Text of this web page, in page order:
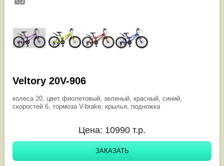
Veltory 20V-906
колеса 20, цвет фиолетовый, зеленый, красный, синий,
скоростей 6, тормоза V-brake, крылья, подножка
Цена: 10990 т.р.
ЗАКАЗАТЬ